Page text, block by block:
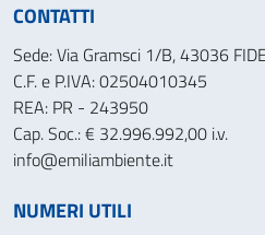
CONTATTI
Sede: Via Gramsci 1/B, 43036
C.F. e P.IVA: 02504010345
REA: PR - 243950
Cap. Soc.: € 32.996.992,00 i.v.
info@emiliambiente.it
NUMERI UTILI